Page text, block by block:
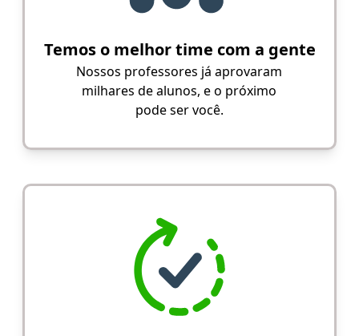
Temos o melhor time com a gente
Nossos professores já aprovaram
milhares de alunos, e o próximo
pode ser você.